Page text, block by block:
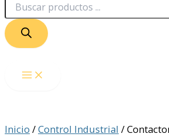
Inicio /Control Industrial /